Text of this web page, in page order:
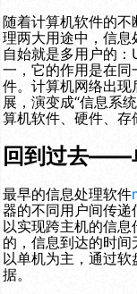
随着计算机软件的
理两大用途中，信
自始就是多用户的
一，它的作用是在
件。计算机网络出
展，演变成“信息系
算机软件、硬件、存
回到过去——
最早的信息处理软件
器的不同用户间传递
以实现跨主机的信
的，信息到达的时
以单机为主，通过
据。